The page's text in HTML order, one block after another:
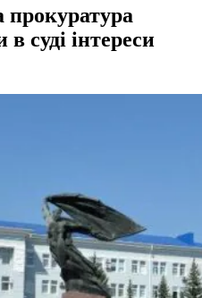
прокуратура
суді інтереси